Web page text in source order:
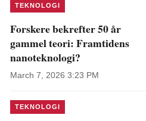
TEKNOLOGI
Forskere bekrefter 50 år
gammel teori: Framtidens
nanoteknologi?
March 7, 2026 3:23 PM
TEKNOLOGI